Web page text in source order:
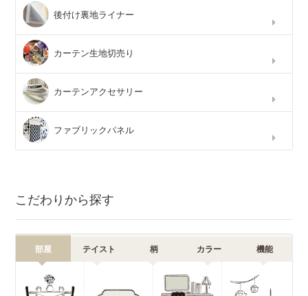
後付け裏地ライナー
カーテン生地切売り
カーテンアクセサリー
ファブリックパネル
こだわりから探す
部屋 テイスト 柄 カラー 機能